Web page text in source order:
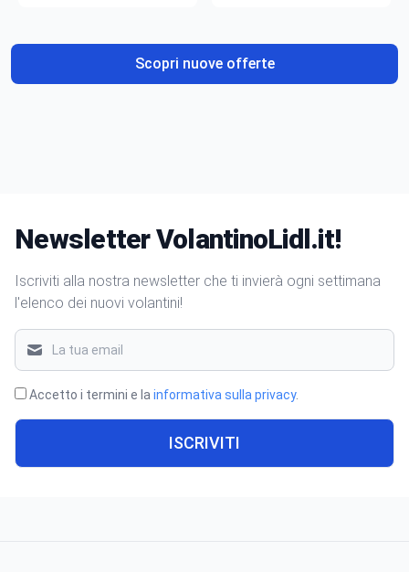
Scopri nuove offerte
Newsletter VolantinoLidl.it!
Iscriviti alla nostra newsletter che ti invierà ogni settimana
l'elenco dei nuovi volantini!
Accetto i termini e la informativa sulla privacy.
ISCRIVITI